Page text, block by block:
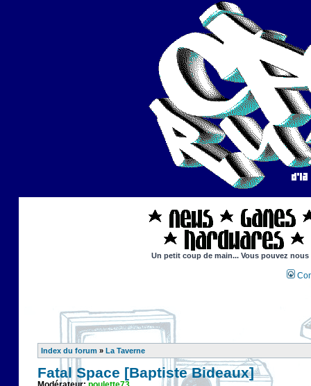
Un petit coup de main... Vous pouvez
Index du forum » La Taverne
Fatal Space [Baptiste Bideaux]